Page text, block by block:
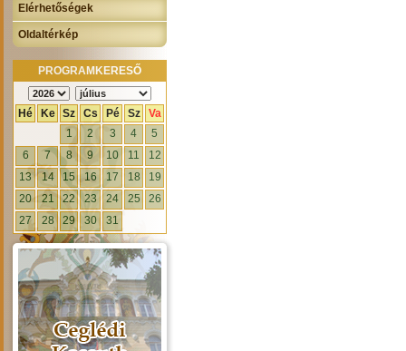
Elérhetőségek
Oldaltérkép
PROGRAMKERESŐ
Hé Ke Sz Cs Pé Sz
Va
1
2 3 4
5
6
7 8 9 10 11
12
13
14 15 16 17 18
19
20
21 22 23 24 25
26
27
28 29 30 31